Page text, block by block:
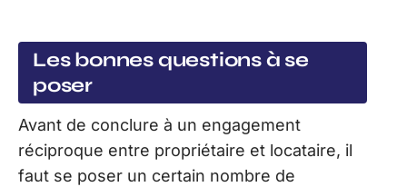
Les bonnes questions à se
poser
Avant de conclure à un engagement
réciproque entre propriétaire et locataire, il
faut se poser un certain nombre de